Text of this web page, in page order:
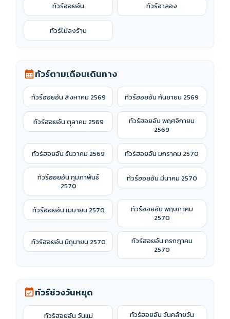
ทัวร์ฮอยอัน ทัวร์ฮาลอง
ทัวร์ไม่ลงร้าน
calendar_monthทัวร์ตามเดือนเดินทาง
ทัวร์ฮอยอัน สิงหาคม 2569 ทัวร์ฮอยอัน กันยายน 2569
ทัวร์ฮอยอัน ตุลาคม 2569
ทัวร์ฮอยอัน พฤศจิกายน
2569
ทัวร์ฮอยอัน ธันวาคม 2569 ทัวร์ฮอยอัน มกราคม 2570
ทัวร์ฮอยอัน กุมภาพันธ์
2570
ทัวร์ฮอยอัน มีนาคม 2570
ทัวร์ฮอยอัน เมษายน 2570
ทัวร์ฮอยอัน พฤษภาคม
2570
ทัวร์ฮอยอัน มิถุนายน 2570
ทัวร์ฮอยอัน กรกฎาคม
2570
event_availableทัวร์ช่วงวันหยุด
ทัวร์ฮอยอัน วันแม่
ทัวร์ฮอยอัน วันคล้ายวัน